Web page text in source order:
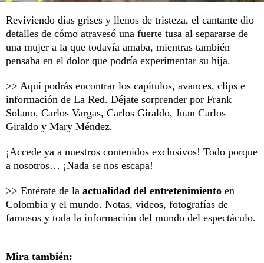
Reviviendo días grises y llenos de tristeza, el cantante dio
detalles de cómo atravesó una fuerte tusa al separarse de
una mujer a la que todavía amaba, mientras también
pensaba en el dolor que podría experimentar su hija.
>> Aquí podrás encontrar los capítulos, avances, clips e
información de La Red. Déjate sorprender por Frank
Solano, Carlos Vargas, Carlos Giraldo, Juan Carlos
Giraldo y Mary Méndez.
¡Accede ya a nuestros contenidos exclusivos! Todo porque
a nosotros… ¡Nada se nos escapa!
>> Entérate de la actualidad del entretenimiento en
Colombia y el mundo. Notas, videos, fotografías de
famosos y toda la información del mundo del espectáculo.
Mira también: